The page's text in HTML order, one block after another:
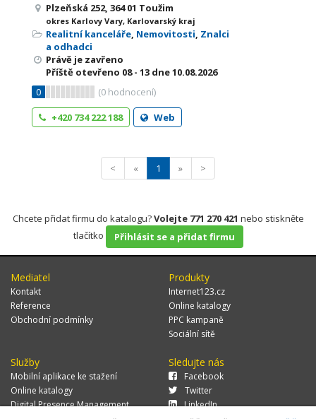
Plzeňská 252, 364 01 Toužim
okres Karlovy Vary, Karlovarský kraj
Realitní kanceláře, Nemovitosti, Znalci
a odhadci
Právě je zavřeno
Příště otevřeno 08 - 13 dne 10.08.2026
0
(0 hodnocení)
+420 734 222 188
Web
< « 1 » >
Chcete přidat firmu do katalogu?Volejte 771 270 421 nebo stiskněte
tlačítko
Přihlásit se a přidat firmu
Mediatel
Kontakt
Reference
Obchodní podmínky
Produkty
Internet123.cz
Online katalogy
PPC kampaně
Sociální sítě
Služby
Mobilní aplikace ke stažení
Online katalogy
Digital Presence Management
Sledujte nás
Facebook
Twitter
LinkedIn